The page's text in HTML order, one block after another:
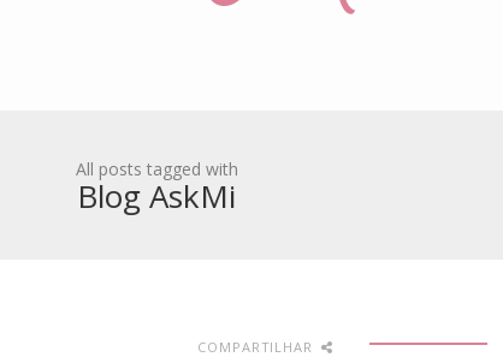
All posts tagged with
Blog AskMi
COMPARTILHAR